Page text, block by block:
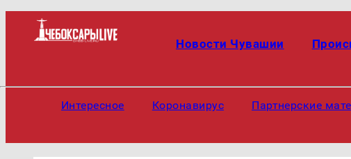
Новости Чувашии
Интересное Коронавирус Партнерские